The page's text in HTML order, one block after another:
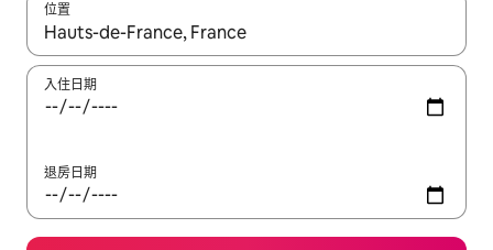
位置
如有搜尋結果，瀏覽內容時請使用上下箭頭，或輕點、滑動裝置。
入住日期
退房日期